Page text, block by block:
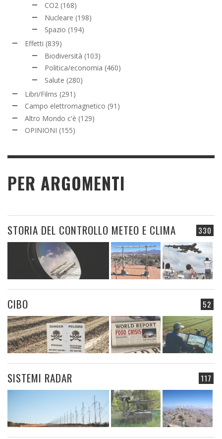
CO2 (168)
Nucleare (198)
Spazio (194)
Effetti (839)
Biodiversità (103)
Politica/economia (460)
Salute (280)
Libri/Films (291)
Campo elettromagnetico (91)
Altro Mondo c'è (129)
OPINIONI (155)
PER ARGOMENTI
330
STORIA DEL CONTROLLO METEO E CLIMA
52
CIBO
117
SISTEMI RADAR